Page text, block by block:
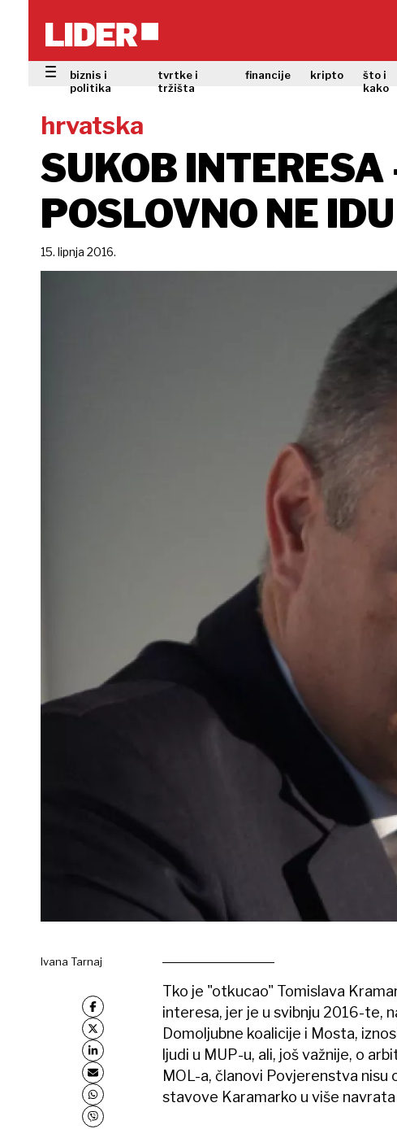
biznis i
politika
tvrtke i
tržišta
financije kripto
što i
kako
hrvatska
SUKOB INTERESA
POSLOVNO NE
15. lipnja 2016.
Ivana Tarnaj
Tko je "otkucao" Tomislava
interesa, jer je u svibnju 2016-te,
Domoljubne koalicije i Mosta,
ljudi u MUP-u, ali, još važnije, o
MOL-a, članovi Povjerenstva nisu
stavove Karamarko u više navrata